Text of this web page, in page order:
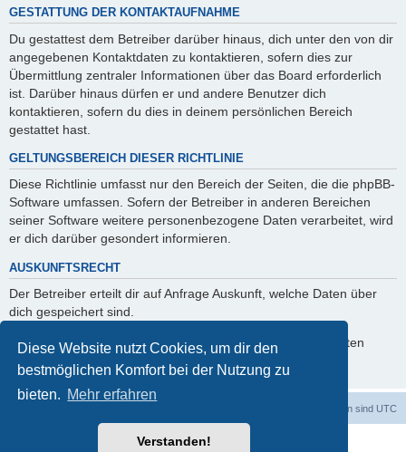
Diese Website nutzt Cookies, um dir den
bestmöglichen Komfort bei der Nutzung zu
bieten. Mehr erfahren
Verstanden!
GESTATTUNG DER KONTAKTAUFNAHME
Du gestattest dem Betreiber darüber hinaus, dich unter den von dir
angegebenen Kontaktdaten zu kontaktieren, sofern dies zur
Übermittlung zentraler Informationen über das Board erforderlich
ist. Darüber hinaus dürfen er und andere Benutzer dich
kontaktieren, sofern du dies in deinem persönlichen Bereich
gestattet hast.
GELTUNGSBEREICH DIESER RICHTLINIE
Diese Richtlinie umfasst nur den Bereich der Seiten, die die phpBB-
Software umfassen. Sofern der Betreiber in anderen Bereichen
seiner Software weitere personenbezogene Daten verarbeitet, wird
er dich darüber gesondert informieren.
AUSKUNFTSRECHT
Der Betreiber erteilt dir auf Anfrage Auskunft, welche Daten über
dich gespeichert sind.
Du kannst jederzeit die Löschung bzw. Sperrung deiner Daten
verlangen. Kontaktiere hierzu bitte den Betreiber.
Alle Zeiten sind UTC
Powered byphpBB® Forum Software © phpBB Limited